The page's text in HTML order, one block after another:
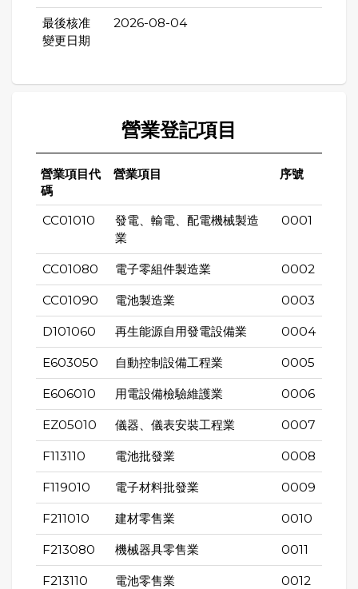
最後核准
變更日期
2026-08-04
營業登記項目
營業項目代
碼
營業項目 序號
CC01010
發電、輸電、配電機械製造
業
0001
CC01080 電子零組件製造業 0002
CC01090 電池製造業 0003
D101060 再生能源自用發電設備業 0004
E603050 自動控制設備工程業 0005
E606010 用電設備檢驗維護業 0006
EZ05010 儀器、儀表安裝工程業 0007
F113110 電池批發業 0008
F119010 電子材料批發業 0009
F211010 建材零售業 0010
F213080 機械器具零售業 0011
F213110 電池零售業 0012